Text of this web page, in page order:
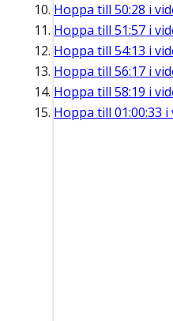
Hoppa till 50:28 i
Hoppa till 51:57 i
Hoppa till 54:13 i
Hoppa till 56:17 i
Hoppa till 58:19 i
Hoppa till 01:00:33 i